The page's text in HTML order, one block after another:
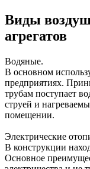
Виды
агрегатов
Водяные.
В основном
предприятиях.
трубам поступает
струей и
помещении.
Электрические
В конструкции
Основное